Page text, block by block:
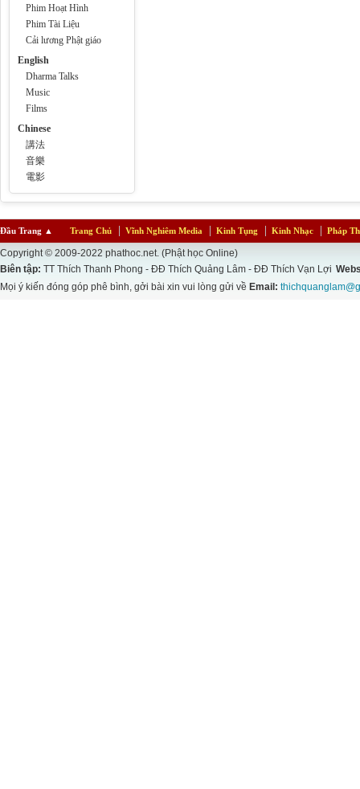
Phim Hoạt Hình
Phim Tài Liệu
Cải lương Phật giáo
English
Dharma Talks
Music
Films
Chinese
講法
音樂
電影
Đầu Trang ▲ Trang Chủ Vĩnh Nghiêm Media Kinh Tụng Kinh Nhạc Pháp
Copyright © 2009-2022 phathoc.net. (Phật học Online)
Biên tập: TT Thích Thanh Phong - ĐĐ Thích Quảng Lâm - ĐĐ Thích Vạn Lợi
Mọi ý kiến đóng góp phê bình, gởi bài xin vui lòng gửi về Email: